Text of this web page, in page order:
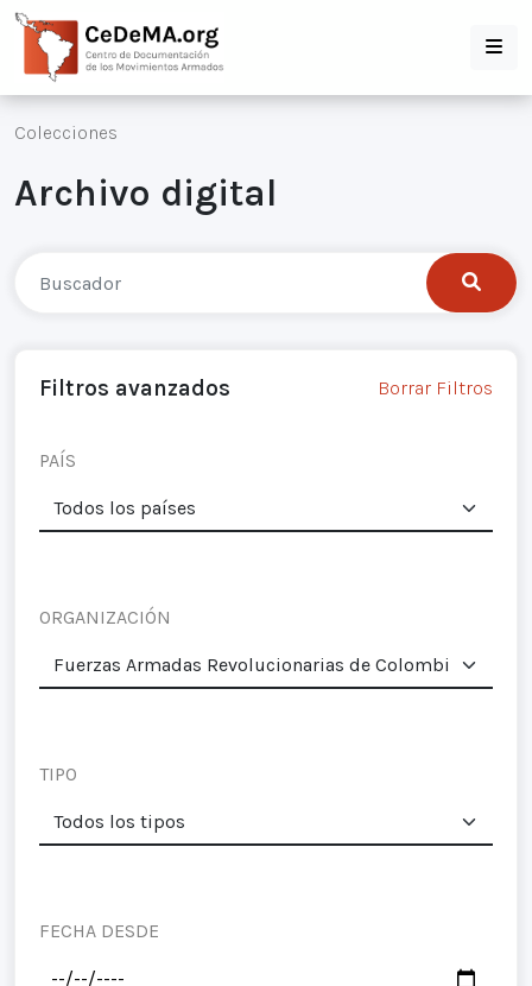
Colecciones
Archivo digital
Filtros avanzados Borrar Filtros
PAÍS
ORGANIZACIÓN
TIPO
FECHA DESDE